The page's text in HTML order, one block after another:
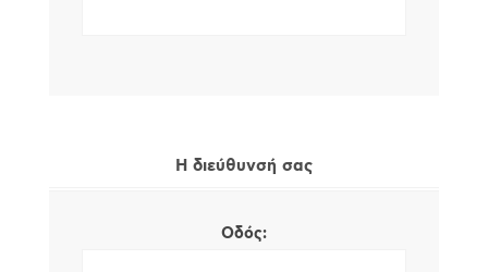
Η διεύθυνσή σας
Οδός: